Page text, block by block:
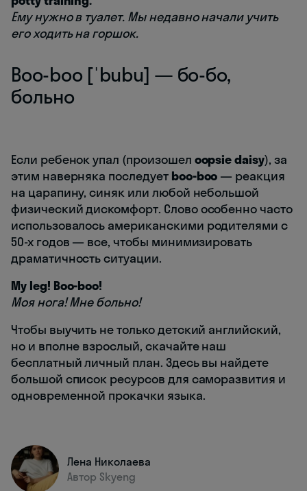
Ему нужно в туалет. Мы недавно начали учить
его ходить на горшок.
Boo-boo [ˈbubu] — бо-бо,
больно
Если ребенок упал (произошел oopsie daisy), за
этим наверняка последует boo-boo — реакция
на царапину, синяк или любой небольшой
физический дискомфорт. Слово особенно часто
использовалось американскими родителями с
50-х годов — все, чтобы минимизировать
драматичность ситуации.
My leg! Boo-boo!
Моя нога! Мне больно!
Чтобы выучить не только детский английский,
но и вполне взрослый, скачайте наш
бесплатный личный план. Здесь вы найдете
большой список ресурсов для саморазвития и
одновременной прокачки языка.
Лена Николаева
Автор Skyeng